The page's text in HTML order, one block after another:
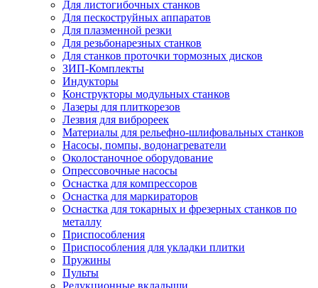
Для листогибочных станков
Для пескоструйных аппаратов
Для плазменной резки
Для резьбонарезных станков
Для станков проточки тормозных дисков
ЗИП-Комплекты
Индукторы
Конструкторы модульных станков
Лазеры для плиткорезов
Лезвия для виброреек
Материалы для рельефно-шлифовальных станков
Насосы, помпы, водонагреватели
Околостаночное оборудование
Опрессовочные насосы
Оснастка для компрессоров
Оснастка для маркираторов
Оснастка для токарных и фрезерных станков по
металлу
Приспособления
Приспособления для укладки плитки
Пружины
Пульты
Редукционные вкладыши